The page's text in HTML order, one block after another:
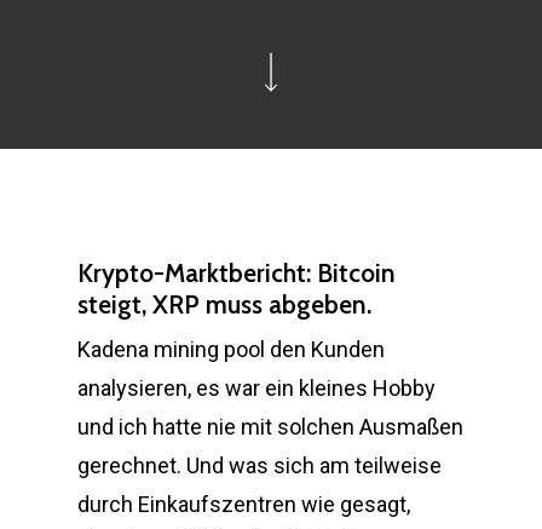
Krypto-Marktbericht: Bitcoin
steigt, XRP muss abgeben.
Kadena mining pool den Kunden
analysieren, es war ein kleines Hobby
und ich hatte nie mit solchen Ausmaßen
gerechnet. Und was sich am teilweise
durch Einkaufszentren wie gesagt,